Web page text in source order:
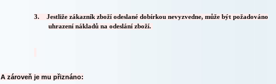
3. Jestliže zákazník zboží odeslané dobírkou nevyzvedne, může být požadováno
uhrazení nákladů na odeslání zboží.
A zároveň je mu přiznáno: